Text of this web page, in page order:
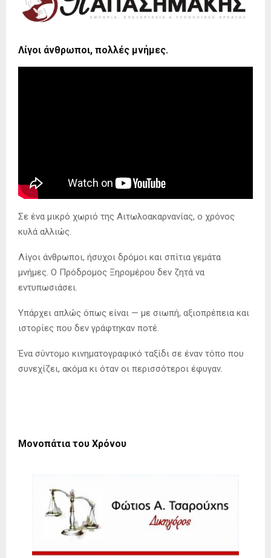
Λίγοι άνθρωποι, πολλές μνήμες.
Σε ένα μικρό χωριό της Αιτωλοακαρνανίας, ο χρόνος
κυλά αλλιώς.
Λίγοι άνθρωποι, ήσυχοι δρόμοι και σπίτια γεμάτα
μνήμες. Ο Πρόδρομος Ξηρομέρου δεν ζητά να
εντυπωσιάσει.
Υπάρχει απλώς όπως είναι — με σιωπή, αξιοπρέπεια και
ιστορίες που δεν γράφτηκαν ποτέ.
Ένα σύντομο κινηματογραφικό ταξίδι σε έναν τόπο που
συνεχίζει, ακόμα κι όταν οι περισσότεροι έφυγαν.
Μονοπάτια του Χρόνου